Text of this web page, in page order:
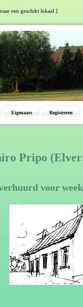
een geschikt lokaal ]
Eigenaars Registreren
Pripo
voor